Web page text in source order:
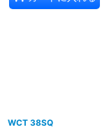
WCT 38SQ